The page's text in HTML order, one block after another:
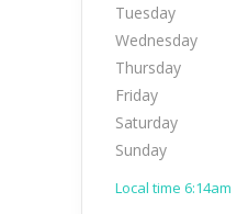
Tuesday
Wednesday
Thursday
Friday
Saturday
Sunday
Local time 6:14am